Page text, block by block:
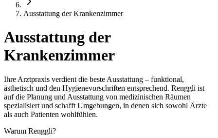
Ausstattung der Krankenzimmer
Ausstattung der
Krankenzimmer
Ihre Arztpraxis verdient die beste Ausstattung – funktional,
ästhetisch und den Hygienevorschriften entsprechend. Renggli ist
auf die Planung und Ausstattung von medizinischen Räumen
spezialisiert und schafft Umgebungen, in denen sich sowohl Ärzte
als auch Patienten wohlfühlen.
Warum Renggli?